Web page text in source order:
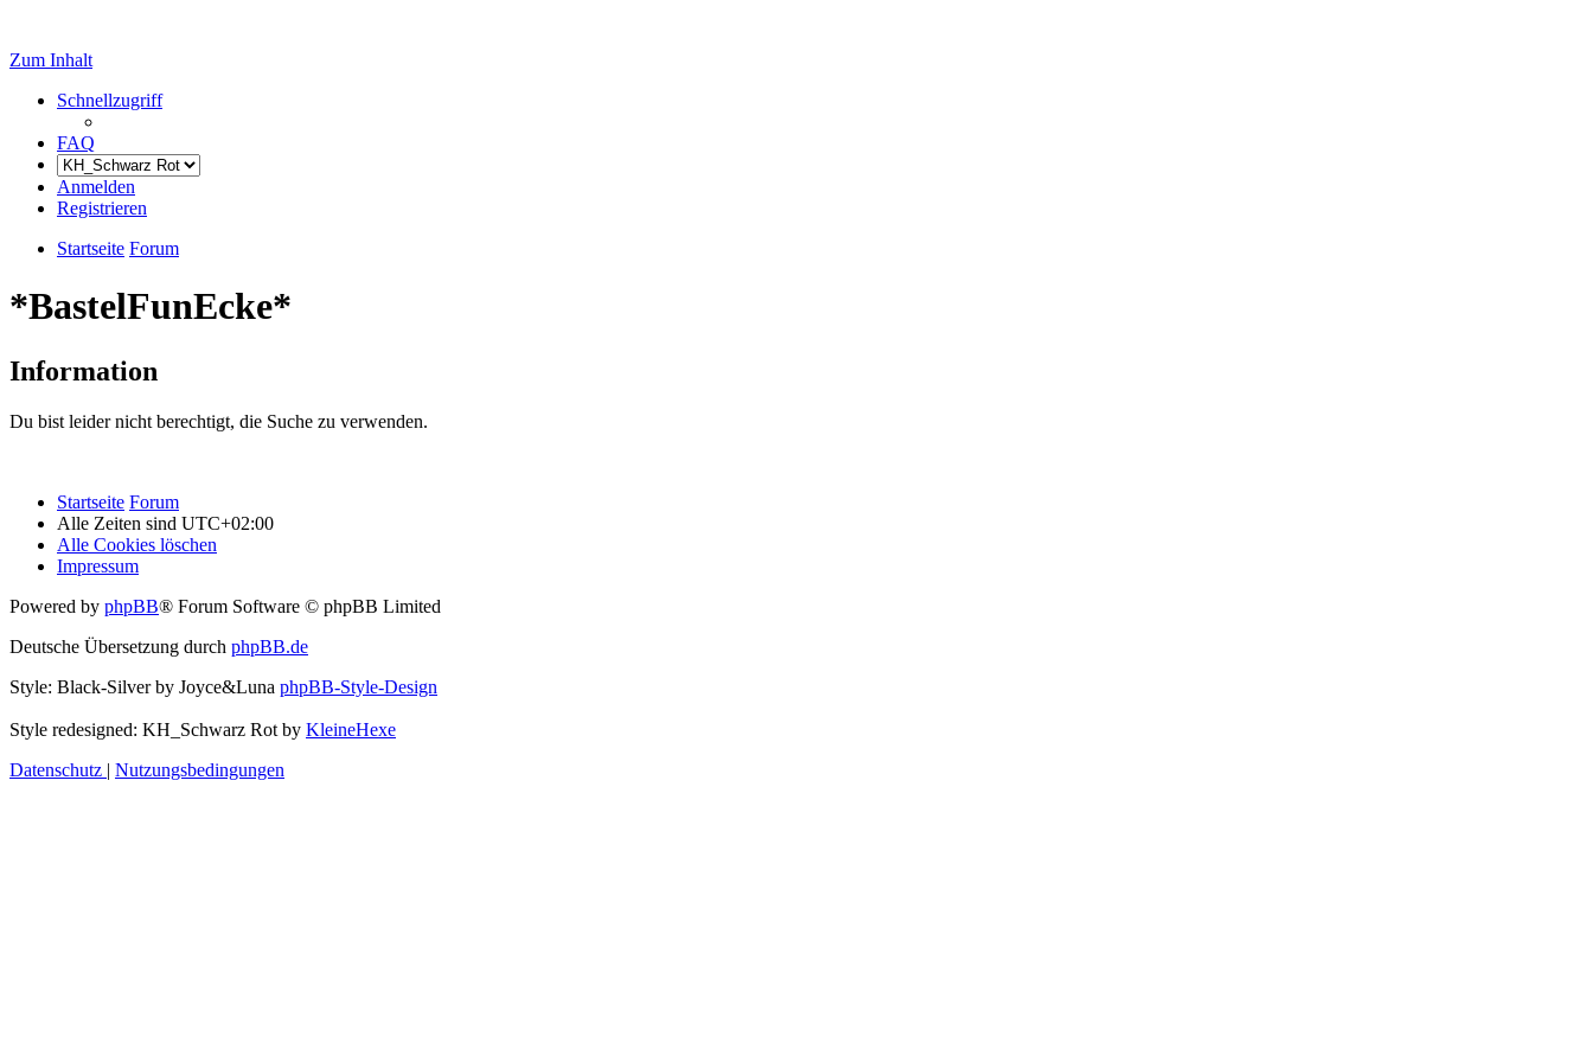
Zum Inhalt
Schnellzugriff
FAQ
Anmelden
Registrieren
Startseite Forum
*BastelFunEcke*
Information
Du bist leider nicht berechtigt, die Suche zu verwenden.
Startseite Forum
Alle Zeiten sind UTC+02:00
Alle Cookies löschen
Impressum
Powered by phpBB® Forum Software © phpBB Limited
Deutsche Übersetzung durch phpBB.de
Style: Black-Silver by Joyce&Luna phpBB-Style-Design
Style redesigned: KH_Schwarz Rot by KleineHexe
Datenschutz | Nutzungsbedingungen